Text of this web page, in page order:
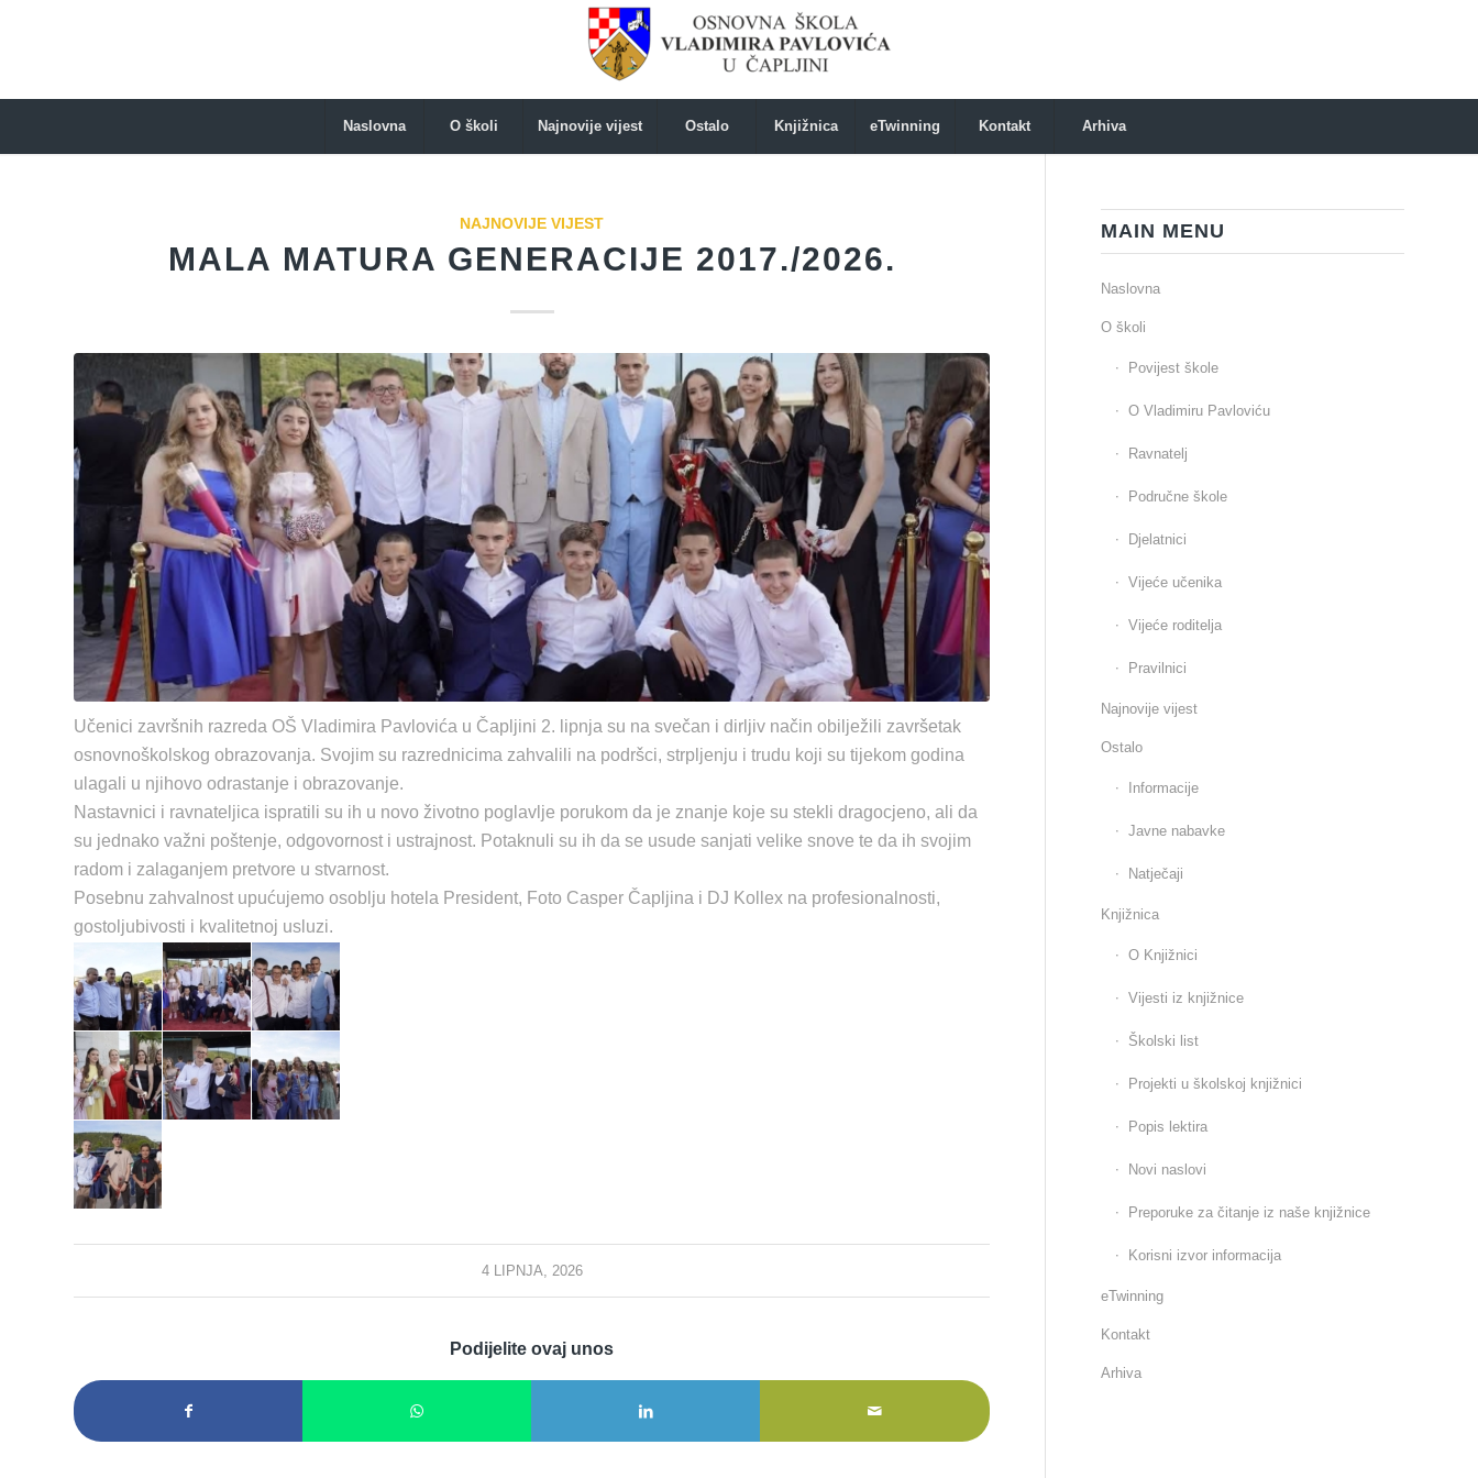
Naslovna O školi Najnovije vijest Ostalo Knjižnica eTwinning Kontakt Arhiva
NAJNOVIJE VIJEST
MALA MATURA GENERACIJE 2017./2026.
Učenici završnih razreda OŠ Vladimira Pavlovića u Čapljini 2. lipnja su na svečan i dirljiv način obilježili završetak
osnovnoškolskog obrazovanja. Svojim su razrednicima zahvalili na podršci, strpljenju i trudu koji su tijekom godina
ulagali u njihovo odrastanje i obrazovanje.
Nastavnici i ravnateljica ispratili su ih u novo životno poglavlje porukom da je znanje koje su stekli dragocjeno, ali da
su jednako važni poštenje, odgovornost i ustrajnost. Potaknuli su ih da se usude sanjati velike snove te da ih svojim
radom i zalaganjem pretvore u stvarnost.
Posebnu zahvalnost upućujemo osoblju hotela President, Foto Casper Čapljina i DJ Kollex na profesionalnosti,
gostoljubivosti i kvalitetnoj usluzi.
4 LIPNJA, 2026
Podijelite ovaj unos
MAIN MENU
Naslovna
O školi
Povijest škole
O Vladimiru Pavloviću
Ravnatelj
Područne škole
Djelatnici
Vijeće učenika
Vijeće roditelja
Pravilnici
Najnovije vijest
Ostalo
Informacije
Javne nabavke
Natječaji
Knjižnica
O Knjižnici
Vijesti iz knjižnice
Školski list
Projekti u školskoj knjižnici
Popis lektira
Novi naslovi
Preporuke za čitanje iz naše knjižnice
Korisni izvor informacija
eTwinning
Kontakt
Arhiva